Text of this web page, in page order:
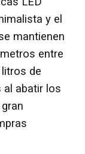
y el
mantienen
entre
de
al abatir los